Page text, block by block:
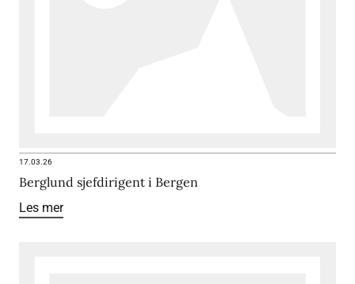
17.03.26
Berglund sjefdirigent i Bergen
Les mer